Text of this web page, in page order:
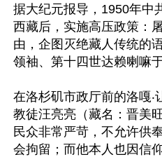
据大纪元报导，1950年中
西藏后，实施高压政策：
由，企图灭绝藏人传统的
领袖、第十四世达赖喇嘛
在洛杉矶市政厅前的洛嘎‧
教徒汪亮亮（藏名：晋美
民众非常严苛，不允许供
会拘留；而他本人也因信